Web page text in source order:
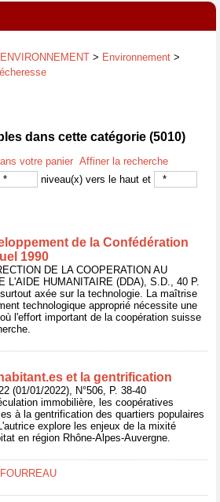
ENVIRONNEMENT > Environnement >
dans cette catégorie (5010)
votre panier Affiner la recherche
niveau(x) vers le haut et
de la Confédération
1990
DE LA COOPERATION AU
L'AIDE HUMANITAIRE (DDA), S.D., 40 P.
axée sur la technologie. La maîtrise
technologique approprié nécessite une
l'effort important de la coopération suisse
et la gentrification
(01/01/2022), N°506, P. 38-40
immobilière, les coopératives
à la gentrification des quartiers populaires
explore les enjeux de la mixité
en région Rhône-Alpes-Auvergne.